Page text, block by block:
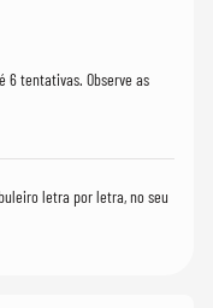
6 tentativas. Observe as
letra por letra, no seu